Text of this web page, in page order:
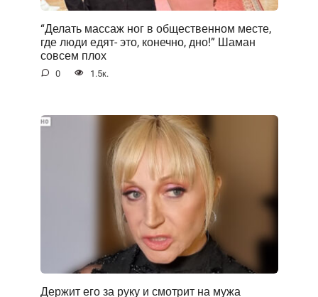
“Делать массаж ног в общественном месте,
где люди едят- это, конечно, дно!” Шаман
совсем плох
0 1.5к.
Держит его за руку и смотрит на мужа